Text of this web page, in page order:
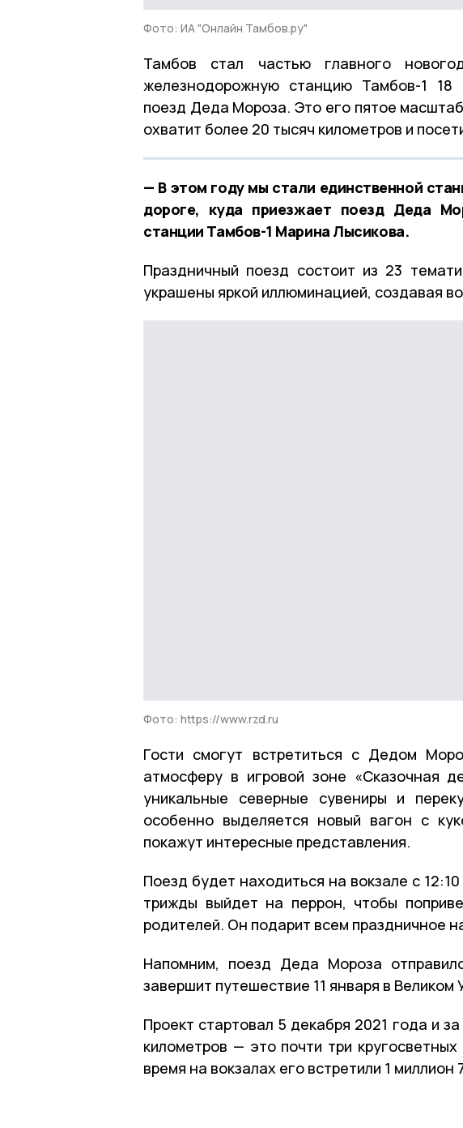
Фото: ИА "Онлайн Тамбов.ру"
Тамбов стал частью главного
железнодорожную станцию Тамбов-1 18
поезд Деда Мороза. Это его пятое
охватит более 20 тысяч километров и
— В этом году мы стали единственной
дороге, куда приезжает поезд Деда
станции Тамбов-1 Марина Лысикова.
Праздничный поезд состоит из 23
украшены яркой иллюминацией, создавая
Фото: https://www.rzd.ru
Гости смогут встретиться с Дедом
атмосферу в игровой зоне «Сказочная
уникальные северные сувениры и
особенно выделяется новый вагон с
покажут интересные представления.
Поезд будет находиться на вокзале с
трижды выйдет на перрон, чтобы
родителей. Он подарит всем праздничное
Напомним, поезд Деда Мороза
завершит путешествие 11 января в Великом
Проект стартовал 5 декабря 2021 года и
километров — это почти три
время на вокзалах его встретили 1 миллион